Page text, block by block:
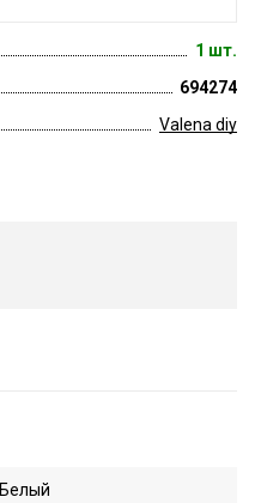
1 шт.
694274
Valena diy
Белый